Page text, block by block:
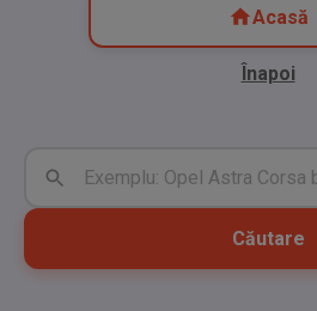
Acasă
Înapoi
Căutare